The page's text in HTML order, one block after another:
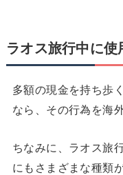
ラオス旅行中に
多額の現金を持ち歩
なら、その行為を海
ちなみに、ラオス旅
にもさまざまな種類